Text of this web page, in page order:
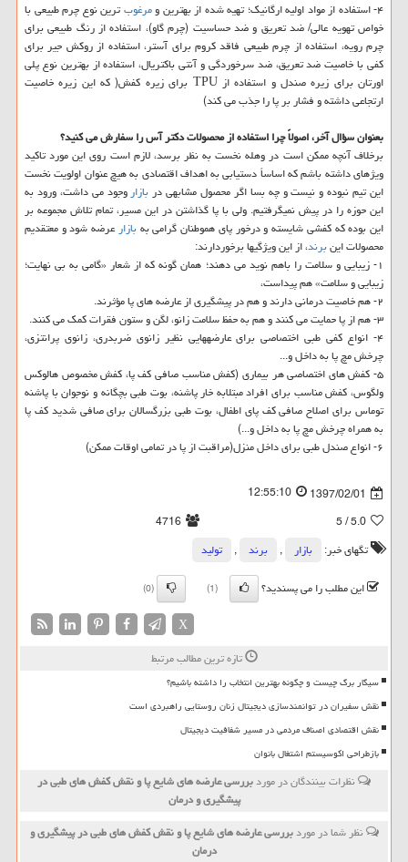
۴- استفاده از مواد اولیه ارگانیك؛ تهیه شده از بهترین و
مرغوبترین نوع چرم طبیعی با
خواص تهویه عالی/ ضد تعریق و ضد حساسیت (چرم گاو)، استفاده از رنگ طبیعی برای
چرم رویه، استفاده از چرم طبیعی فاقد كروم برای آستر، استفاده از روكش جیر برای
كفی با خاصیت ضد تعریق، ضد سرخوردگی و آنتی باكتریال، استفاده از بهترین نوع پلی
اورتان برای زیره صندل و استفاده از TPU برای زیره كفش( كه این زیره خاصیت
ارتجاعی داشته و فشار بر پا را جذب می كند)
بعنوان سؤال آخر، اصولاً چرا استفاده از محصولات دكتر آس را سفارش می كنید؟
برخلاف آنچه ممكن است در وهله نخست به نظر برسد، لازم است روی این مورد تاكید
ویژه‏ای داشته باشم كه اساساً دستیابی به اهداف اقتصادی به هیچ عنوان اولویت نخست
این تیم نبوده و نیست و چه بسا اگر محصول مشابهی دربازاروجود می داشت، ورود به
این حوزه را در پیش نمی‏گرفتیم. ولی با پا گذاشتن در این مسیر، تمام تلاش مجموعه بر
این بوده كه كفشی شایسته و درخور پای هموطنان گرامی بهبازارعرضه شود و معتقدیم
محصولات اینبرند، از این ویژگی‏ها برخوردارند:
۱- زیبایی و سلامت را باهم نوید می دهند؛ همان گونه كه از شعار «گامی به بی نهایت؛
زیبایی و سلامت» هم پیداست،
۲- هم خاصیت درمانی دارند و هم در پیشگیری از عارضه ‏های پا مؤثرند.
۳- هم از پا حمایت می ‏كنند و هم به حفظ سلامت زانو، لگن و ستون فقرات كمك می ‏كنند.
۴- انواع كفی طبی اختصاصی برای عارضه‏هایی نظیر زانوی ضربدری، زانوی پرانتزی،
چرخش مچ پا به داخل و...
۵- كفش های اختصاصی هر بیماری (كفش مناسب صافی كف پا، كفش مخصوص هالوكس
ولگوس، كفش مناسب برای افراد مبتلابه خار پاشنه، بوت طبی بچگانه و نوجوان با پاشنه
توماس برای اصلاح صافی كف پای اطفال، بوت طبی بزرگسالان برای صافی شدید كف پا
به همراه چرخش مچ پا به داخل و...)
۶- انواع صندل طبی برای داخل منزل(مراقبت از پا در تمامی اوقات ممكن)
1397/02/01
12:55:10
5.0
/ 5
4716
تگهای خبر:
بازار , برند ,
تولید
این مطلب را می پسندید؟
(1)
(0)
X
تازه ترین مطالب مرتبط
سیگار برگ چیست و چگونه بهترین انتخاب را داشته باشیم؟
نقش سفیران در توانمندسازی دیجیتال زنان روستایی راهبردی است
نقش اقتصادی اصناف مردمی در مسیر شفافیت دیجیتال
بازطراحی اکوسیستم اشتغال بانوان
نظرات بینندگان در موردبررسی عارضه ‏های شایع پا و نقش كفش‏ های طبی در
پیشگیری و درمان
نظر شما در موردبررسی عارضه ‏های شایع پا و نقش كفش‏ های طبی در پیشگیری و
درمان